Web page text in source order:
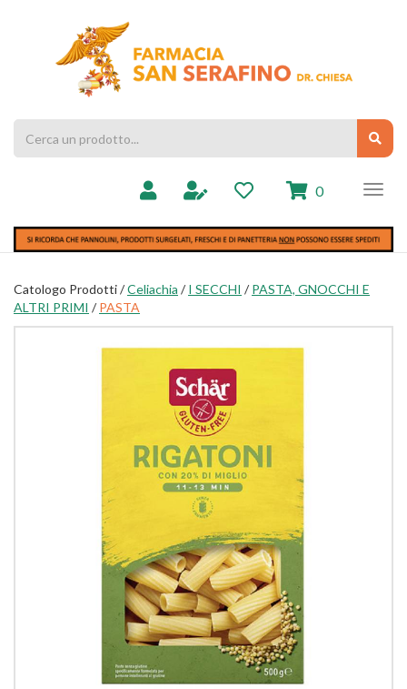
Prodotto
0 prodotti
inseriti
Catologo Prodotti /Celiachia /I SECCHI /PASTA, GNOCCHI E
ALTRI PRIMI /PASTA